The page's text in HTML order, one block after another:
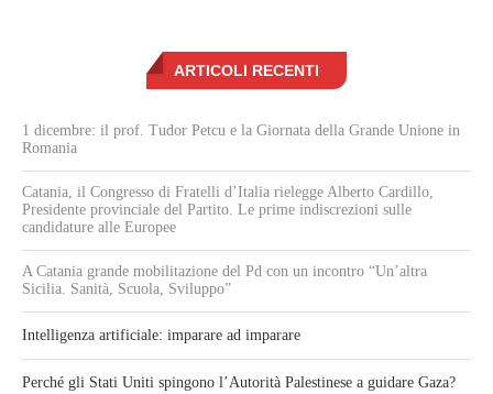
ARTICOLI RECENTI
1 dicembre: il prof. Tudor Petcu e la Giornata della Grande Unione in
Romania
Catania, il Congresso di Fratelli d’Italia rielegge Alberto Cardillo,
Presidente provinciale del Partito. Le prime indiscrezioni sulle
candidature alle Europee
A Catania grande mobilitazione del Pd con un incontro “Un’altra
Sicilia. Sanità, Scuola, Sviluppo”
Intelligenza artificiale: imparare ad imparare
Perché gli Stati Uniti spingono l’Autorità Palestinese a guidare Gaza?